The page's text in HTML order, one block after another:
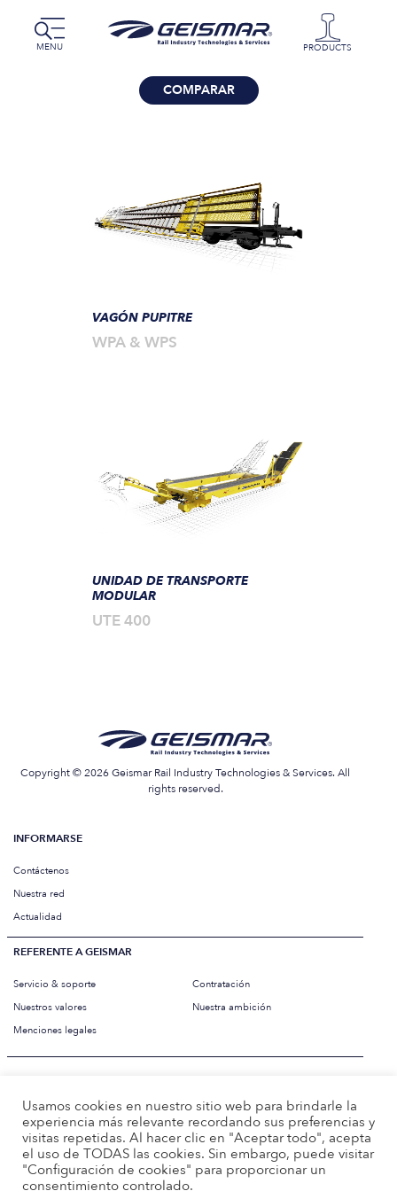
MENU PRODUCTS
COMPARAR
VAGÓN PUPITRE
WPA & WPS
UNIDAD DE TRANSPORTE
MODULAR
UTE 400
Copyright © 2026 Geismar Rail Industry Technologies & Services. All
rights reserved.
INFORMARSE
Contáctenos
Nuestra red
Actualidad
REFERENTE A GEISMAR
Servicio & soporte
Contratación
Nuestros valores
Nuestra ambición
Menciones legales
IDIOMA Español
Usamos cookies en nuestro sitio web para brindarle la
experiencia más relevante recordando sus preferencias y
visitas repetidas. Al hacer clic en "Aceptar todo", acepta
el uso de TODAS las cookies. Sin embargo, puede visitar
"Configuración de cookies" para proporcionar un
consentimiento controlado.